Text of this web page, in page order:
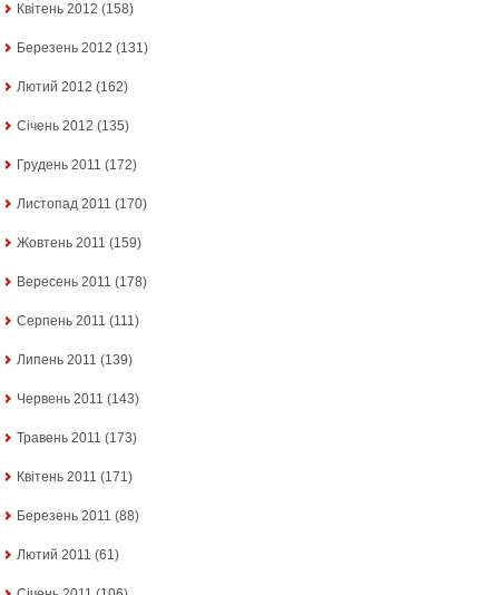
Квітень 2012 (158)
Березень 2012 (131)
Лютий 2012 (162)
Січень 2012 (135)
Грудень 2011 (172)
Листопад 2011 (170)
Жовтень 2011 (159)
Вересень 2011 (178)
Серпень 2011 (111)
Липень 2011 (139)
Червень 2011 (143)
Травень 2011 (173)
Квітень 2011 (171)
Березень 2011 (88)
Лютий 2011 (61)